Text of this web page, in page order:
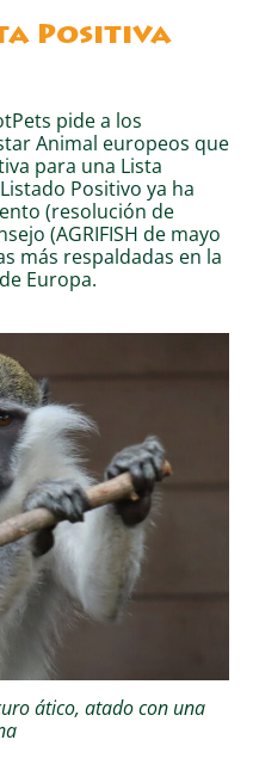
Positiva
pide a los
Animal europeos que
para una Lista
Positivo ya ha
(resolución de
(AGRIFISH de mayo
más respaldadas en la
Europa.
ático, atado con una